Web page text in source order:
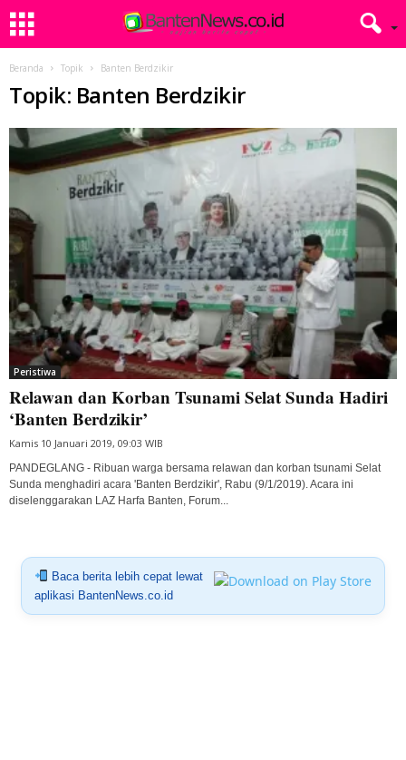
Beranda Topik Banten Berdzikir
Topik: Banten Berdzikir
Peristiwa
Relawan dan Korban Tsunami Selat Sunda Hadiri
‘Banten Berdzikir’
Kamis 10 Januari 2019, 09:03 WIB
PANDEGLANG - Ribuan warga bersama relawan dan korban tsunami Selat
Sunda menghadiri acara 'Banten Berdzikir', Rabu (9/1/2019). Acara ini
diselenggarakan LAZ Harfa Banten, Forum...
Baca berita lebih cepat lewat
aplikasi BantenNews.co.id